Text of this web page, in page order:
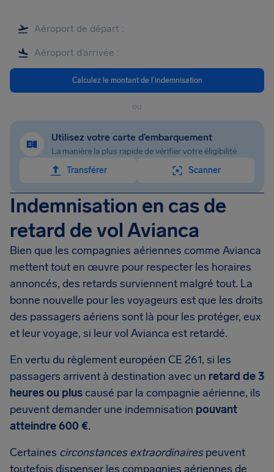
Calculez le montant de l'indemnisation
ou
Utilisez votre carte d’embarquement
La manière la plus rapide de vérifier votre éligibilité
Transférer
Scanner
Indemnisation en cas de
retard de vol Avianca
Bien que les compagnies aériennes comme Avianca
mettent tout en œuvre pour respecter les horaires
annoncés, des retards surviennent malgré tout. La
bonne nouvelle pour les voyageurs est que les droits
des passagers aériens sont là pour les protéger, eux
et leur voyage, si leur vol Avianca est retardé.
En vertu du règlement européen CE 261, si les
passagers arrivent à destination avec un retard de 3
heures ou pluscausé par la compagnie aérienne, ils
peuvent demander une indemnisation pouvant
atteindre 600 €.
Certaines circonstances extraordinairespeuvent
toutefois dispenser les compagnies aériennes de